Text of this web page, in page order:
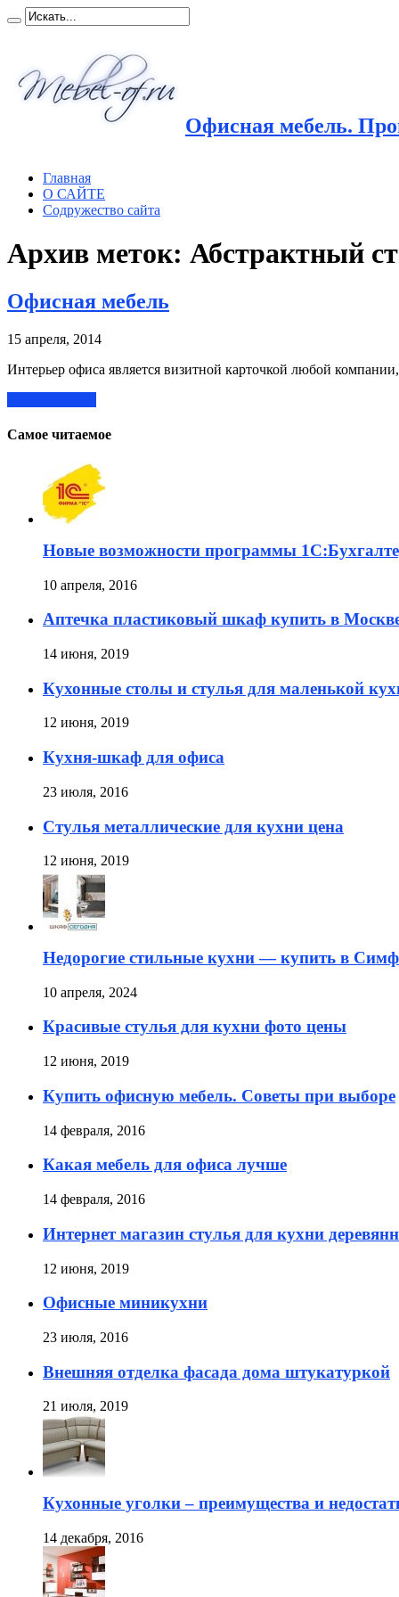
Офисная мебель.
Главная
О САЙТЕ
Содружество сайта
Архив меток: Абстрактный
Офисная мебель
15 апреля, 2014
Интерьер офиса является визитной карточкой любой
Самое читаемое
Новые возможности программы
10 апреля, 2016
Аптечка пластиковый шкаф купить в
14 июня, 2019
Кухонные столы и стулья для маленькой
12 июня, 2019
Кухня-шкаф для офиса
23 июля, 2016
Стулья металлические для кухни цена
12 июня, 2019
Недорогие стильные кухни — купить в
10 апреля, 2024
Красивые стулья для кухни фото цены
12 июня, 2019
Купить офисную мебель. Советы при выборе
14 февраля, 2016
Какая мебель для офиса лучше
14 февраля, 2016
Интернет магазин стулья для кухни
12 июня, 2019
Офисные миникухни
23 июля, 2016
Внешняя отделка фасада дома штукатуркой
21 июля, 2019
Кухонные уголки – преимущества и
14 декабря, 2016